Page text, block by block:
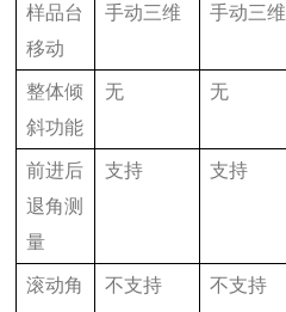
样品台
移动
手动三维 手动三维
整体倾
斜功能
无 无
前进后
退角测
量
支持 支持
滚动角
不支持 不支持